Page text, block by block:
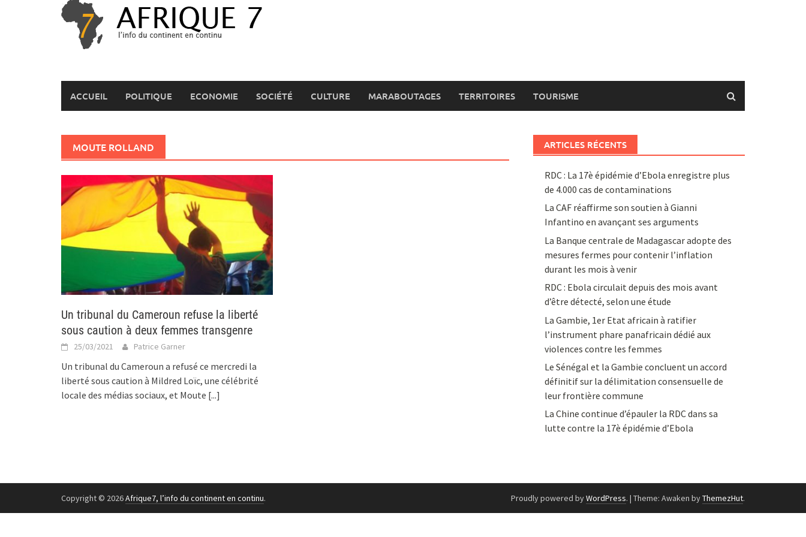
ACCUEIL POLITIQUE ECONOMIE SOCIÉTÉ CULTURE MARABOUTAGES TERRITOIRES TOURISME
MOUTE ROLLAND
Un tribunal du Cameroun refuse la liberté
sous caution à deux femmes transgenre
25/03/2021 Patrice Garner
Un tribunal du Cameroun a refusé ce mercredi la
liberté sous caution à Mildred Loïc, une célébrité
locale des médias sociaux, et Moute [...]
ARTICLES RÉCENTS
RDC : La 17è épidémie d’Ebola enregistre plus
de 4.000 cas de contaminations
La CAF réaffirme son soutien à Gianni
Infantino en avançant ses arguments
La Banque centrale de Madagascar adopte des
mesures fermes pour contenir l’inflation
durant les mois à venir
RDC : Ebola circulait depuis des mois avant
d’être détecté, selon une étude
La Gambie, 1er Etat africain à ratifier
l’instrument phare panafricain dédié aux
violences contre les femmes
Le Sénégal et la Gambie concluent un accord
définitif sur la délimitation consensuelle de
leur frontière commune
La Chine continue d’épauler la RDC dans sa
lutte contre la 17è épidémie d’Ebola
Copyright © 2026Afrique7, l’info du continent en continu. Proudly powered byWordPress. | Theme: Awaken byThemezHut.